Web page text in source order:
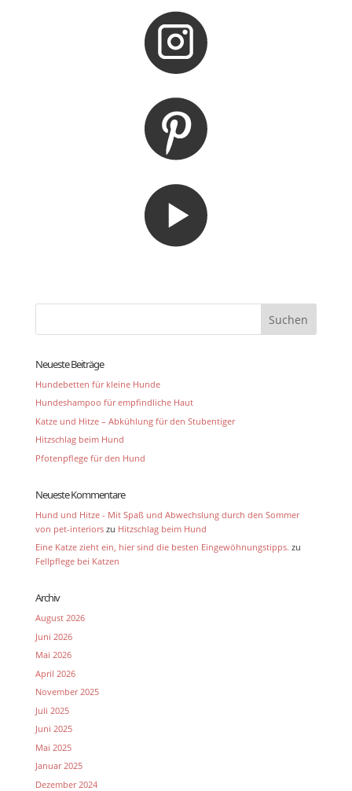
Neueste Beiträge
Hundebetten für kleine Hunde
Hundeshampoo für empfindliche Haut
Katze und Hitze – Abkühlung für den Stubentiger
Hitzschlag beim Hund
Pfotenpflege für den Hund
Neueste Kommentare
Hund und Hitze - Mit Spaß und Abwechslung durch den Sommer
von pet-interiorszu Hitzschlag beim Hund
Eine Katze zieht ein, hier sind die besten Eingewöhnungstipps. zu
Fellpflege bei Katzen
Archiv
August 2026
Juni 2026
Mai 2026
April 2026
November 2025
Juli 2025
Juni 2025
Mai 2025
Januar 2025
Dezember 2024